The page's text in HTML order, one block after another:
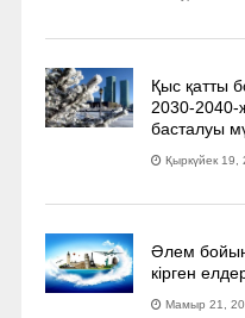
Қыс қатты
2030-2040­-
басталуы
Қыркүйек 19,
Әлем
кірген
Мамыр 21,